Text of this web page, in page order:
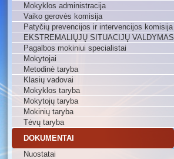
Mokyklos administracija
Vaiko gerovės komisija
Patyčių prevencijos ir intervencijos komisija
EKSTREMALIŲJŲ SITUACIJŲ VALDYMAS
Pagalbos mokiniui specialistai
Mokytojai
Metodinė taryba
Klasių vadovai
Mokyklos taryba
Mokytojų taryba
Mokinių taryba
Tėvų taryba
DOKUMENTAI
Nuostatai